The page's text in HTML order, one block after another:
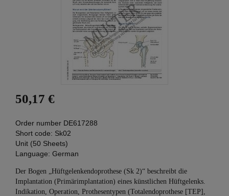
50,17 €
Order number DE617288
Short code: Sk02
Unit (50 Sheets)
Language: German
Der Bogen „Hüftgelenkendoprothese (Sk 2)“ beschreibt die
Implantation (Primärimplantation) eines künstlichen Hüftgelenks.
Indikation, Operation, Prothesentypen (Totalendoprothese [TEP],